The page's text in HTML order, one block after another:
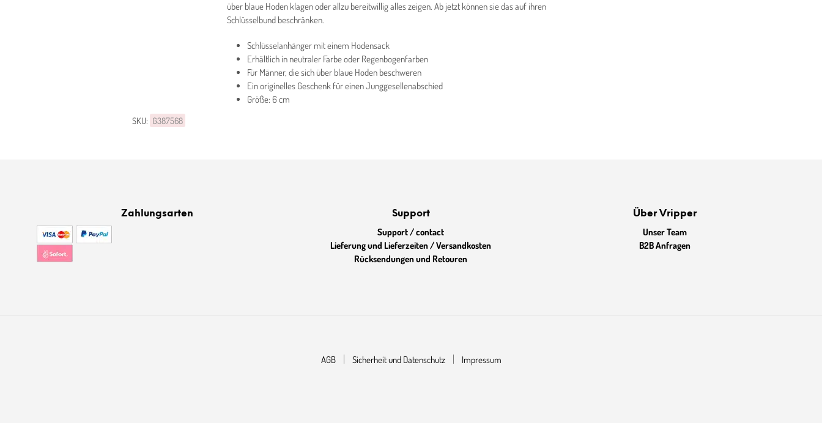
über blaue Hoden klagen oder allzu bereitwillig alles zeigen. Ab jetzt können sie das auf ihren
Schlüsselbund beschränken.
Schlüsselanhänger mit einem Hodensack
Erhältlich in neutraler Farbe oder Regenbogenfarben
Für Männer, die sich über blaue Hoden beschweren
Ein originelles Geschenk für einen Junggesellenabschied
Größe: 6 cm
SKU: G387568
Zahlungsarten Support
Support / contact
Lieferung und Lieferzeiten / Versandkosten
Rücksendungen und Retouren
Über Vripper
Unser Team
B2B Anfragen
AGB Sicherheit und Datenschutz Impressum